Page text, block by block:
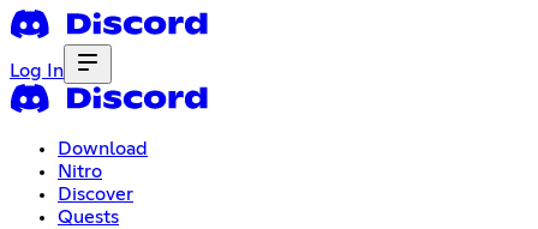
Log In
Download
Nitro
Discover
Quests